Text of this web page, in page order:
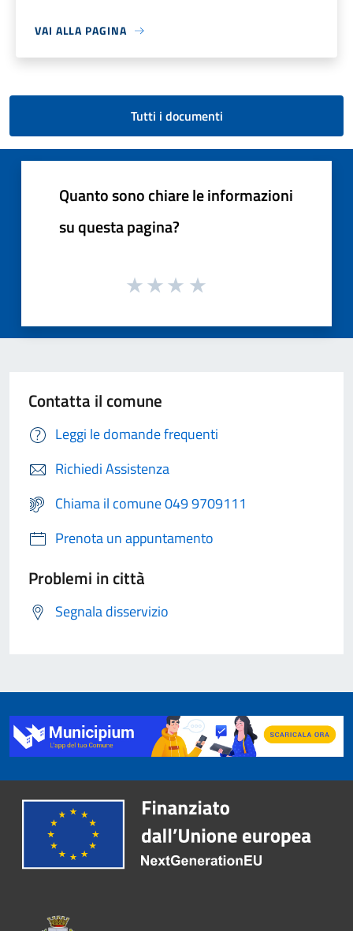
VAI ALLA PAGINA
Tutti i documenti
Quanto sono chiare le informazioni
su questa pagina?
Contatta il comune
Leggi le domande frequenti
Richiedi Assistenza
Chiama il comune 049 9709111
Prenota un appuntamento
Problemi in città
Segnala disservizio